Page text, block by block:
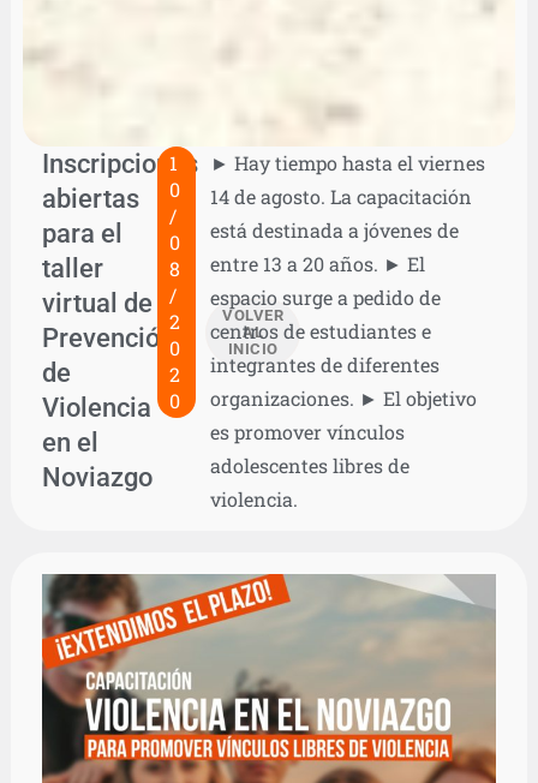
Inscripciones
abiertas
para el
taller
virtual de
Prevención
de
Violencia
en el
Noviazgo
1
0
/
0
8
/
2
0
2
0
VOLVER
AL
INICIO
► Hay tiempo hasta el viernes
14 de agosto. La capacitación
está destinada a jóvenes de
entre 13 a 20 años. ► El
espacio surge a pedido de
centros de estudiantes e
integrantes de diferentes
organizaciones. ► El objetivo
es promover vínculos
adolescentes libres de
violencia.